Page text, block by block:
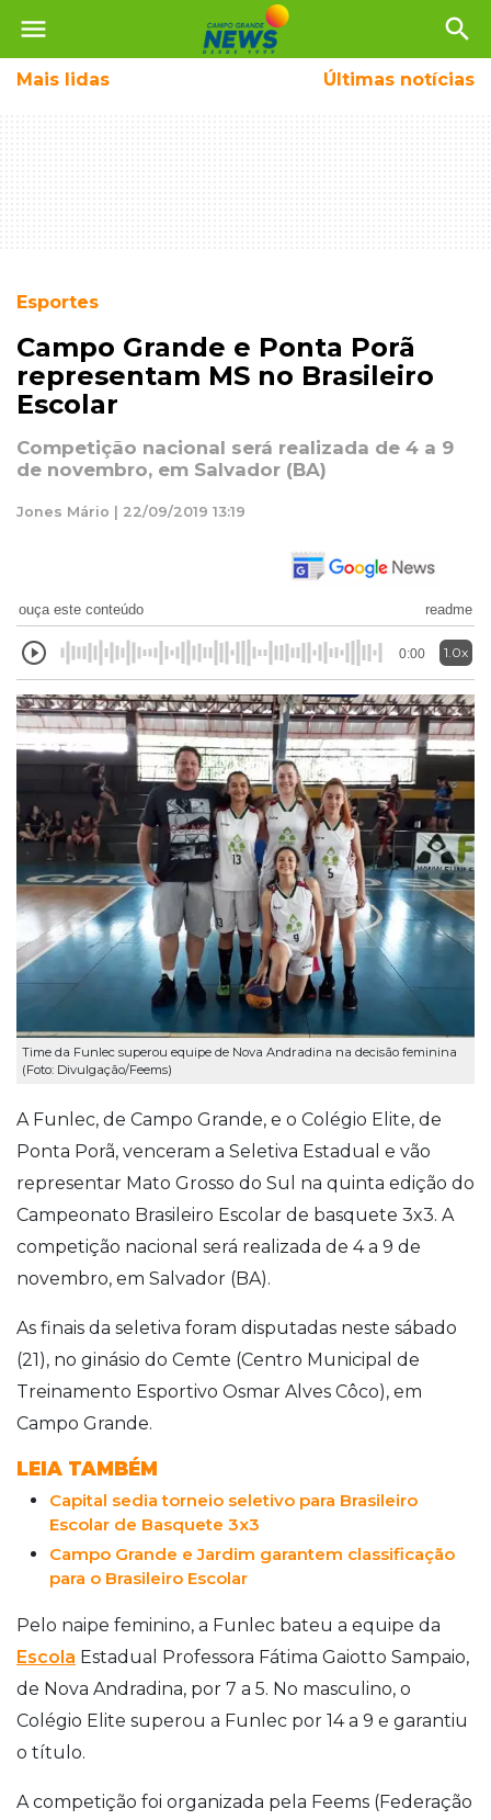
menu search
Mais lidas Últimas notícias
Esportes
Campo Grande e Ponta Porã
representam MS no Brasileiro
Escolar
Competição nacional será realizada de 4 a 9
de novembro, em Salvador (BA)
Jones Mário | 22/09/2019 13:19
ouça este conteúdo readme
0:00 1.0x
Time da Funlec superou equipe de Nova Andradina na decisão feminina
(Foto: Divulgação/Feems)
A Funlec, de Campo Grande, e o Colégio Elite, de
Ponta Porã, venceram a Seletiva Estadual e vão
representar Mato Grosso do Sul na quinta edição do
Campeonato Brasileiro Escolar de basquete 3x3. A
competição nacional será realizada de 4 a 9 de
novembro, em Salvador (BA).
As finais da seletiva foram disputadas neste sábado
(21), no ginásio do Cemte (Centro Municipal de
Treinamento Esportivo Osmar Alves Côco), em
Campo Grande.
LEIA TAMBÉM
Capital sedia torneio seletivo para Brasileiro
Escolar de Basquete 3x3
Campo Grande e Jardim garantem classificação
para o Brasileiro Escolar
Pelo naipe feminino, a Funlec bateu a equipe da
Escola Estadual Professora Fátima Gaiotto Sampaio,
de Nova Andradina, por 7 a 5. No masculino, o
Colégio Elite superou a Funlec por 14 a 9 e garantiu
o título.
A competição foi organizada pela Feems (Federação